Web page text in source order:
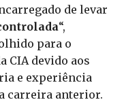
de levar
“,
para o
CIA devido aos
e experiência
carreira anterior.